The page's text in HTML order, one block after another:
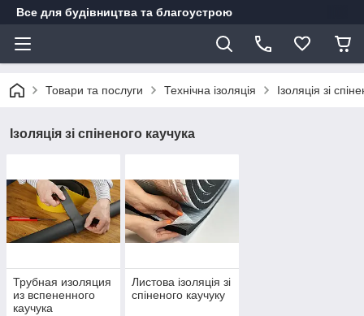
Все для будівництва та благоустрою
Товари та послуги Технічна ізоляція Ізоляція зі
Ізоляція зі спіненого каучука
Трубная изоляция
из вспененного
каучука
Листова ізоляція зі
спіненого каучуку